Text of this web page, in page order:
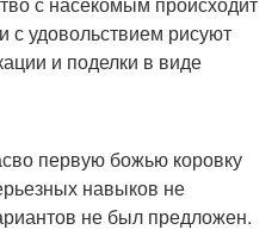
с удовольствием рисуют
и поделки в виде
первую божью коровку
навыков не
не был предложен.